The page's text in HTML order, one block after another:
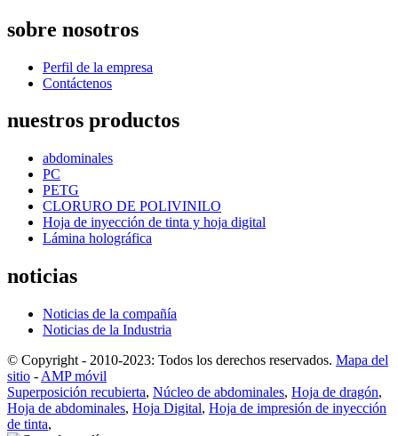
sobre nosotros
Perfil de la empresa
Contáctenos
nuestros productos
abdominales
PC
PETG
CLORURO DE POLIVINILO
Hoja de inyección de tinta y hoja digital
Lámina holográfica
noticias
Noticias de la compañía
Noticias de la Industria
© Copyright - 2010-2023: Todos los derechos reservados. Mapa del
sitio - AMP móvil
Superposición recubierta, Núcleo de abdominales, Hoja de dragón,
Hoja de abdominales, Hoja Digital, Hoja de impresión de inyección
de tinta,